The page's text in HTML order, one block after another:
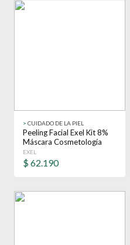
> CUIDADO DE LA PIEL
Peeling Facial Exel Kit 8%
Máscara Cosmetología
Todo Tipo De Piel
EXEL
$62.190